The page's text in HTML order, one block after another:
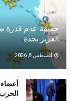
حقيقة عدم قدرة
العزيز بجدة
أغسطس 8, 2026